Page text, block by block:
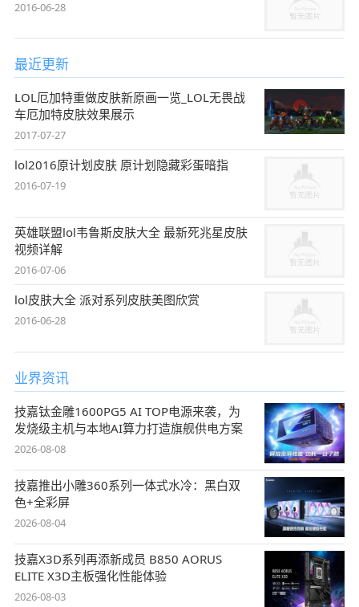
2016-06-28
最近更新
LOL厄加特重做皮肤新原画一览_LOL无畏战
车厄加特皮肤效果展示
2017-07-27
lol2016原计划皮肤 原计划隐藏彩蛋暗指
2016-07-19
英雄联盟lol韦鲁斯皮肤大全 最新死兆星皮肤
视频详解
2016-07-06
lol皮肤大全 派对系列皮肤美图欣赏
2016-06-28
业界资讯
技嘉钛金雕1600PG5 AI TOP电源来袭，为
发烧级主机与本地AI算力打造旗舰供电方案
2026-08-08
技嘉推出小雕360系列一体式水冷：黑白双
色+全彩屏
2026-08-04
技嘉X3D系列再添新成员 B850 AORUS
ELITE X3D主板强化性能体验
2026-08-03